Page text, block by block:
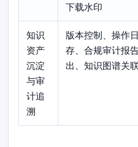
下载水印
知识
资产
沉淀
与审
计追
溯
版本控制、操作
存、合规审计报
出、知识图谱关联